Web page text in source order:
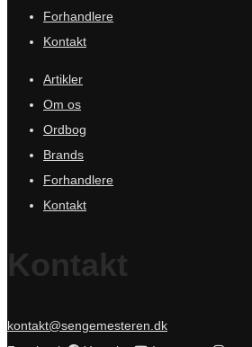
Forhandlere
Kontakt
Artikler
Om os
Ordbog
Brands
Forhandlere
Kontakt
Kontakt
kontakt@sengemesteren.dk